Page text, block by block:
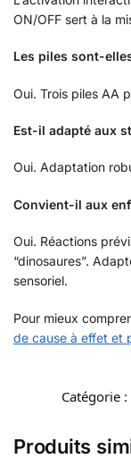
ON/OFF sert à la
Les piles sont-
Oui. Trois piles AA
Est-il adapté aux
Oui. Adaptation
Convient-il aux
Oui. Réactions
“dinosaures”.
sensoriel.
Pour mieux
de cause à effet et
Catégorie :
Produits